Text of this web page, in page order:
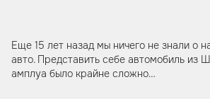
Еще 15 лет назад мы ничего не знали о
авто. Представить себе автомобиль из
амплуа было крайне сложно…